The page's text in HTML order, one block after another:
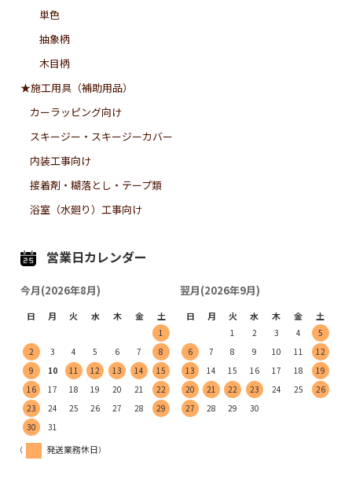
単色
抽象柄
木目柄
★施工用具（補助用品）
カーラッピング向け
スキージー・スキージーカバー
内装工事向け
接着剤・糊落とし・テープ類
浴室（水廻り）工事向け
営業日カレンダー
今月(2026年8月)
日 月 火 水 木 金 土
1
2
3 4 5 6 7
8
9
10 11 12 13 14
15
16
17 18 19 20 21
22
23
24 25 26 27 28
29
30
31
翌月(2026年9月)
日 月 火 水 木 金 土
1 2 3 4
5
6
7 8 9 10 11
12
13
14 15 16 17 18
19
20
21 22 23 24 25
26
27
28 29 30
( 発送業務休日)